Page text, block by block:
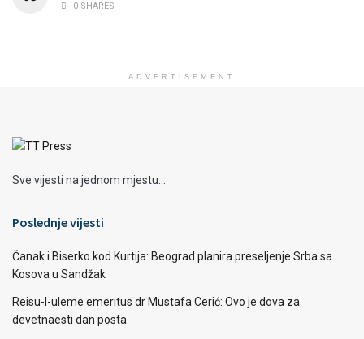
0 SHARES
ADVERTISEMENT
Sve vijesti na jednom mjestu...
Poslednje vijesti
Čanak i Biserko kod Kurtija: Beograd planira preseljenje Srba sa
Kosova u Sandžak
Reisu-l-uleme emeritus dr Mustafa Cerić: Ovo je dova za
devetnaesti dan posta